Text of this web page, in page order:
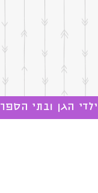
הגן ובתי הספר